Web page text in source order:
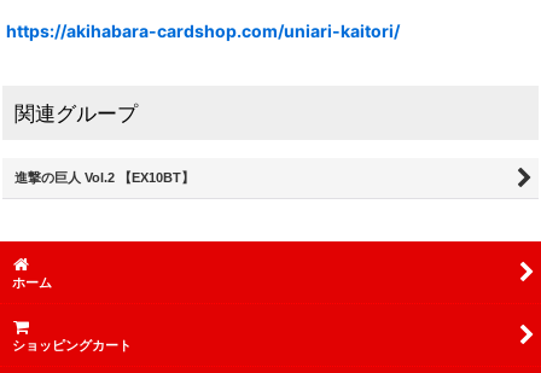
https://akihabara-cardshop.com/uniari-kaitori/
関連グループ
進撃の巨人 Vol.2 【EX10BT】
ホーム
ショッピングカート